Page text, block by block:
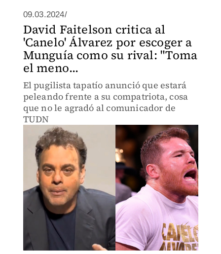
09.03.2024/
David Faitelson critica al
'Canelo' Álvarez por escoger a
Munguía como su rival: "Toma
el meno...
El pugilista tapatío anunció que estará
peleando frente a su compatriota, cosa
que no le agradó al comunicador de
TUDN